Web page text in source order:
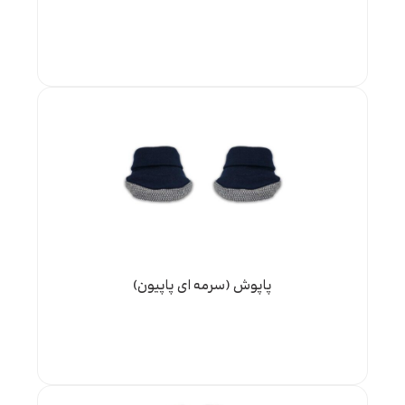
پاپوش (سرمه ای پاپیون)